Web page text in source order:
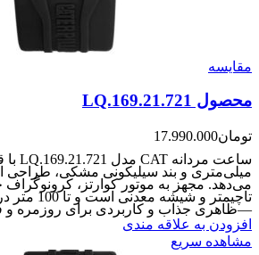
مقایسه
محصول LQ.169.21.721
تومان17.990.000
میلی‌متری و بند سیلیکونی مشکی، طراحی
می‌دهد. مجهز به موتور کوارتز، کرونوگراف
تاچیمتر و
—ظاهری جذاب و کاربردی برای روزمره و
افزودن به علاقه مندی
مشاهده سریع